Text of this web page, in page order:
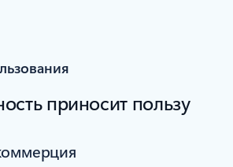
приносит пользу